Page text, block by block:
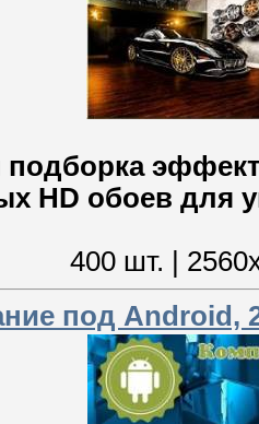
подборка
HD обоев для
400 шт. |
под Android,